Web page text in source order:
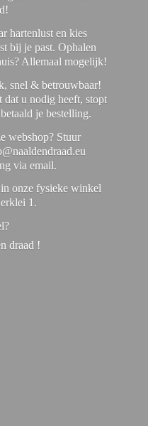
hartenlust en kies
bij je past. Ophalen
Allemaal mogelijk!
snel & betrouwbaar!
dat u nodig heeft, stopt
je bestelling.
webshop? Stuur
via email.
onze fysieke winkel
1.
draad !